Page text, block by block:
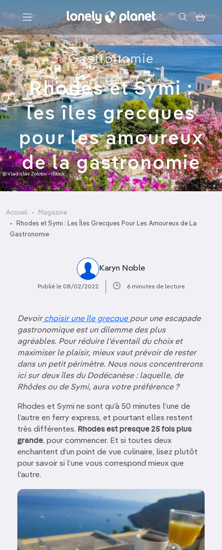
Menu
Votre recherche
Gastronomie
Rhodes et Symi :
les îles grecques
pour les amoureux
de la gastronomie
© Vladislav Zolotov - iStock
Accueil
Magazine
Rhodes et Symi : Les Îles Grecques Pour Les Amoureux de La
Gastronomie
Karyn Noble
Publié le 08/02/2022 6 minutes de lecture
Devoirchoisir une île grecque pour une escapade
gastronomique est un dilemme des plus
agréables. Pour réduire l'éventail du choix et
maximiser le plaisir, mieux vaut prévoir de rester
dans un petit périmètre. Nous nous concentrerons
ici sur deux îles du Dodécanèse : laquelle, de
Rhôdes ou de Symi, aura votre préférence ?
Rhodes et Symi ne sont qu’à 50 minutes l’une de
l’autre en ferry express, et pourtant elles restent
très différentes. Rhodes est presque 25 fois plus
grande, pour commencer. Et si toutes deux
enchantent d’un point de vue culinaire, lisez plutôt
pour savoir si l’une vous correspond mieux que
l’autre.
Image